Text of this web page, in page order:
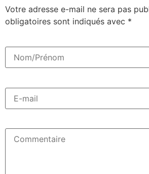
Votre adresse e-mail ne sera pas
obligatoires sont indiqués avec *